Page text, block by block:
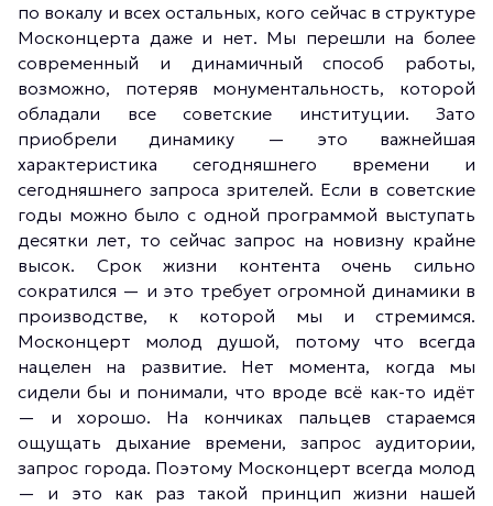
по вокалу и всех остальных, кого сейчас в структуре
Москонцерта даже и нет. Мы перешли на более
современный и динамичный способ работы,
возможно, потеряв монументальность, которой
обладали все советские институции. Зато
приобрели динамику — это важнейшая
характеристика сегодняшнего времени и
сегодняшнего запроса зрителей. Если в советские
годы можно было с одной программой выступать
десятки лет, то сейчас запрос на новизну крайне
высок. Срок жизни контента очень сильно
сократился — и это требует огромной динамики в
производстве, к которой мы и стремимся.
Москонцерт молод душой, потому что всегда
нацелен на развитие. Нет момента, когда мы
сидели бы и понимали, что вроде всё как-то идёт
— и хорошо. На кончиках пальцев стараемся
ощущать дыхание времени, запрос аудитории,
запрос города. Поэтому Москонцерт всегда молод
— и это как раз такой принцип жизни нашей